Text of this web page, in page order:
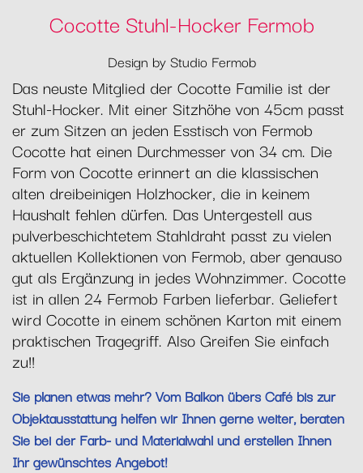
Cocotte Stuhl-Hocker Fermob
Design by Studio Fermob
Das neuste Mitglied der Cocotte Familie ist der
Stuhl-Hocker. Mit einer Sitzhöhe von 45cm passt
er zum Sitzen an jeden Esstisch von Fermob
Cocotte hat einen Durchmesser von 34 cm. Die
Form von Cocotte erinnert an die klassischen
alten dreibeinigen Holzhocker, die in keinem
Haushalt fehlen dürfen. Das Untergestell aus
pulverbeschichtetem Stahldraht passt zu vielen
aktuellen Kollektionen von Fermob, aber genauso
gut als Ergänzung in jedes Wohnzimmer. Cocotte
ist in allen 24 Fermob Farben lieferbar. Geliefert
wird Cocotte in einem schönen Karton mit einem
praktischen Tragegriff. Also Greifen Sie einfach
zu!!
Sie planen etwas mehr? Vom Balkon übers Café bis zur
Objektausstattung helfen wir Ihnen gerne weiter, beraten
Sie bei der Farb- und Materialwahl und erstellen Ihnen
Ihr gewünschtes Angebot!